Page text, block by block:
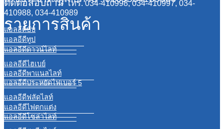
ติดต่อสอบถามโทร. 034-410998, 034-410997, 034-
410988, 034-410989
รายการสินค้า
แอลอีดีบับ
แอลอีดีทูป
แอลอีดีดาวน์ไลท์
แอลอีดีไฮเบย์
แอลอีดีพาแนลไลท์
แอลอีดีประหยัดไฟเบอร์ 5
แอลอีดีฟลัดไลท์
แอลอีดีไฟตกแต่ง
แอลอีดีโซล่าไลท์